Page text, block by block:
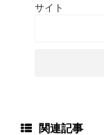
サイト
関連記事